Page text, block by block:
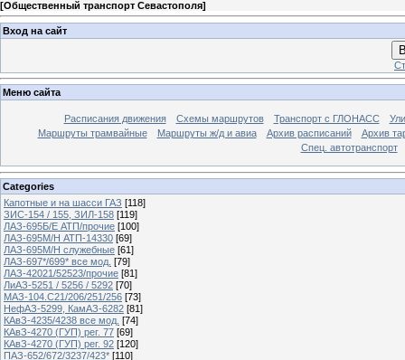
[Общественный транспорт Севастополя]
Вход на сайт
Меню сайта
Расписания движения Схемы маршрутов Транспорт с ГЛОНАСС
Маршруты трамвайные
Маршруты ж/д и авиа Архив расписаний
Архив
Спец. автотранспорт
Categories
Капотные и на шасси ГАЗ [118]
ЗИС-154 / 155, ЗИЛ-158 [119]
ЛАЗ-695Б/Е АТП/прочие [100]
ЛАЗ-695М/Н АТП-14330 [69]
ЛАЗ-695М/Н служебные [61]
ЛАЗ-697*/699* все мод. [79]
ЛАЗ-42021/52523/прочие [81]
ЛиАЗ-5251 / 5256 / 5292 [70]
МАЗ-104.C21/206/251/256 [73]
НефАЗ-5299, КамАЗ-6282 [81]
КАвЗ-4235/4238 все мод. [74]
КАвЗ-4270 (ГУП) рег. 77 [69]
КАвЗ-4270 (ГУП) рег. 92 [120]
ПАЗ-652/672/3237/423* [110]